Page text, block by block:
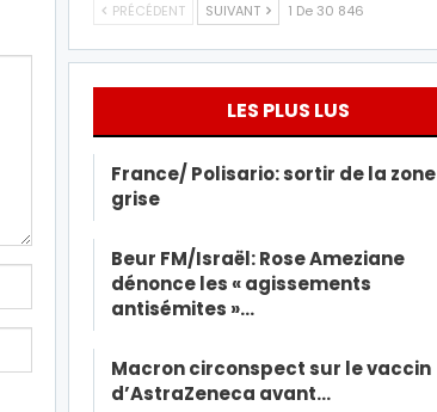
PRÉCÉDENT SUIVANT 1 De 30 846
LES PLUS LUS
France/ Polisario: sortir de la zone
grise
Beur FM/Israël: Rose Ameziane
dénonce les « agissements
antisémites »…
Macron circonspect sur le vaccin
d’AstraZeneca avant…